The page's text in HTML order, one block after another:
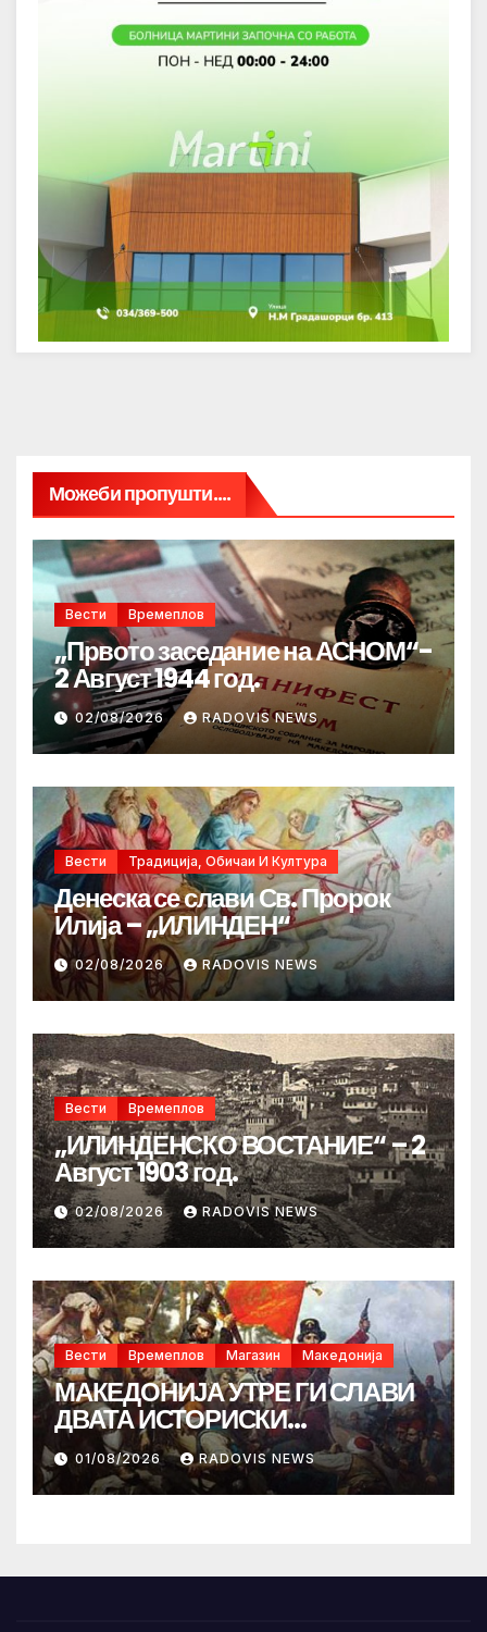
Можеби пропушти....
Вести Времеплов
„Првото заседание на АСНОМ“-
2 Август 1944 год.
02/08/2026 RADOVIS NEWS
Вести Традиција, Обичаи И Култура
Денеска се слави Св. Пророк
Илија – „ИЛИНДЕН“
02/08/2026 RADOVIS NEWS
Вести Времеплов
„ИЛИНДЕНСКО ВОСТАНИЕ“ – 2
Август 1903 год.
02/08/2026 RADOVIS NEWS
Вести Времеплов Магазин Македонија
МАКЕДОНИЈА УТРЕ ГИ СЛАВИ
ДВАТА ИСТОРИСКИ
ИЛИНДЕНА!
01/08/2026 RADOVIS NEWS